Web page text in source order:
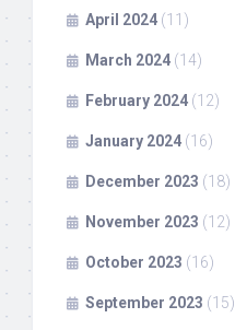
April 2024 (11)
March 2024 (14)
February 2024 (12)
January 2024 (16)
December 2023 (18)
November 2023 (12)
October 2023 (16)
September 2023 (15)